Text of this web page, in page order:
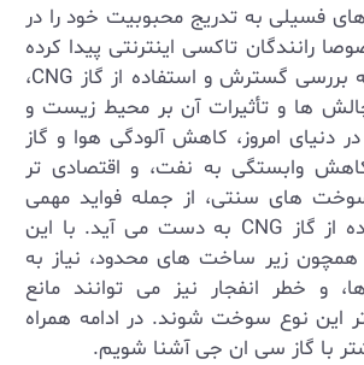
فسیلی به تدریج محبوبیت خود را در
رانندگان تاکسی اینترنتی پیدا کرده
بررسی گسترش و استفاده از گاز CNG،
ها و تأثیرات آن بر محیط زیست و
دنیای امروز، کاهش آلودگی هوا و گاز
وابستگی به نفت، و اقتصادی ‌تر
های سنتی، از جمله فواید مهمی
از گاز CNG به دست می ‌آید. با این
زیر ساخت ‌های محدود، نیاز به
و خطر انفجار نیز می ‌توانند مانع
این نوع سوخت شوند. در ادامه همراه
با گاز سی ان جی آشنا شویم.